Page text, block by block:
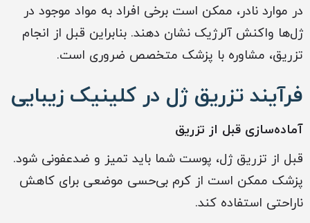
در موارد نادر، ممکن است برخی افراد به مواد موجود در
ژل‌ها واکنش آلرژیک نشان دهند. بنابراین قبل از انجام
تزریق، مشاوره با پزشک متخصص ضروری است.
فرآیند تزریق ژل در کلینیک زیبایی
آماده‌سازی قبل از تزریق
قبل از تزریق ژل، پوست شما باید تمیز و ضدعفونی شود.
پزشک ممکن است از کرم بی‌حسی موضعی برای کاهش
ناراحتی استفاده کند.